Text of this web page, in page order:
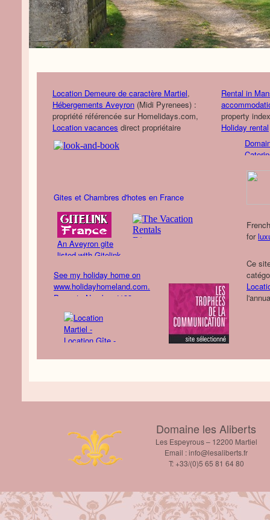
Domaine les Aliberts
Les Espeyrous – 12200 Martiel
Email :info@lesaliberts.fr
T: +33/(0)5 65 81 64 80